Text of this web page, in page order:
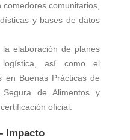
comunitarios,
y bases de datos
elaboración de planes
así como el
en Buenas Prácticas de
Segura de Alimentos y
oficial.
Impacto